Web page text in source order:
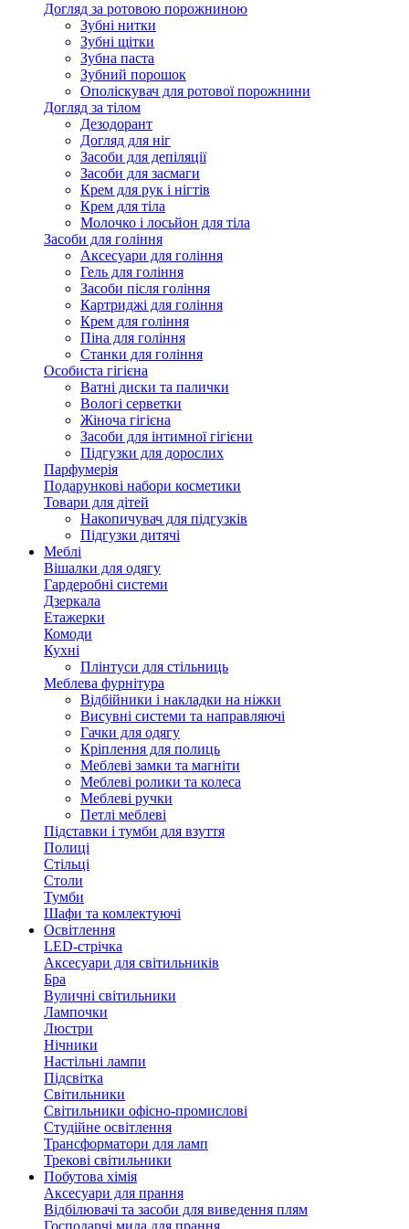
Догляд за ротовою порожниною
Зубні нитки
Зубні щітки
Зубна паста
Зубний порошок
Ополіскувач для ротової порожнини
Догляд за тілом
Дезодорант
Догляд для ніг
Засоби для депіляції
Засоби для засмаги
Крем для рук і нігтів
Крем для тіла
Молочко і лосьйон для тіла
Засоби для гоління
Аксесуари для гоління
Гель для гоління
Засоби після гоління
Картриджі для гоління
Крем для гоління
Піна для гоління
Станки для гоління
Особиста гігієна
Ватні диски та палички
Вологі серветки
Жіноча гігієна
Засоби для інтимної гігієни
Підгузки для дорослих
Парфумерія
Подарункові набори косметики
Товари для дітей
Накопичувач для підгузків
Підгузки дитячі
Меблі
Вішалки для одягу
Гардеробні системи
Дзеркала
Етажерки
Комоди
Кухні
Плінтуси для стільниць
Меблева фурнітура
Відбійники і накладки на ніжки
Висувні системи та направляючі
Гачки для одягу
Кріплення для полиць
Меблеві замки та магніти
Меблеві ролики та колеса
Меблеві ручки
Петлі меблеві
Підставки і тумби для взуття
Полиці
Стільці
Столи
Тумби
Шафи та комлектуючі
Освітлення
LED-стрічка
Аксесуари для світильників
Бра
Вуличні світильники
Лампочки
Люстри
Нічники
Настільні лампи
Підсвітка
Світильники
Світильники офісно-промислові
Студійне освітлення
Трансформатори для ламп
Трекові світильники
Побутова хімія
Аксесуари для прання
Відбілювачі та засоби для виведення плям
Господарчі мила для прання